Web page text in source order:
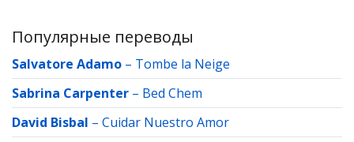
Популярные переводы
Salvatore Adamo – Tombe la Neige
Sabrina Carpenter – Bed Chem
David Bisbal – Cuidar Nuestro Amor